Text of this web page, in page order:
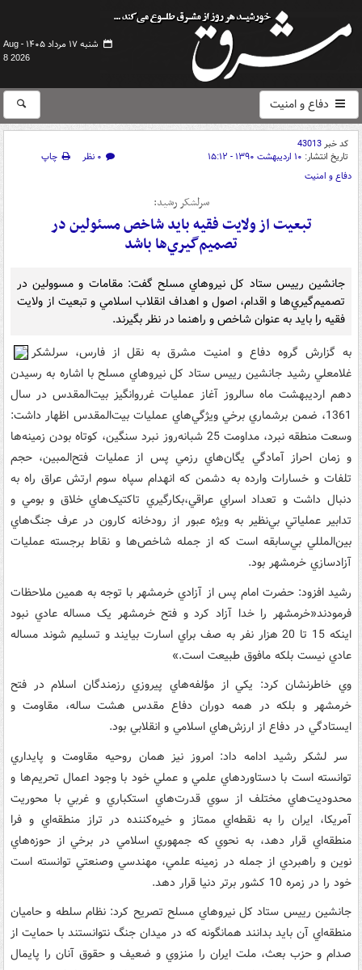
شنبه ۱۷ مرداد ۱۴۰۵ -
Aug
8 2026
دفاع و امنیت
کد خبر43013
تاریخ انتشار: ۱۰ اردیبهشت ۱۳۹۰ - ۱۵:۱۲ ۰ نظر
چاپ
دفاع و امنیت
سرلشکر رشيد:
تبعيت از ولايت فقيه بايد شاخص مسئولين در
تصميم‌گيري‌ها باشد
جانشين رييس ستاد کل نيروهاي مسلح گفت: مقامات و مسوولين در
تصميم‌گيري‌ها و اقدام، اصول و اهداف انقلاب اسلامي و تبعيت از ولايت
فقيه را بايد به عنوان شاخص و راهنما در نظر بگيرند.
به گزارش گروه دفاع و امنيت مشرق به نقل از فارس، سرلشکر
غلامعلي رشيد جانشين رييس ستاد کل نيروهاي مسلح با اشاره به رسيدن
دهم ارديبهشت ماه سالروز آغاز عمليات غرروانگيز بيت‌المقدس در سال
1361، ضمن برشماري برخي ويژگي‌هاي عمليات بيت‌المقدس اظهار داشت:
وسعت منطقه نبرد، مداومت 25 شبانه‌روز نبرد سنگين، کوتاه بودن زمينه‌ها
و زمان احراز آمادگي يگان‌هاي رزمي پس از عمليات فتح‌المبين، حجم
تلفات و خسارات وارده به دشمن که انهدام سپاه سوم ارتش عراق راه به
دنبال داشت و تعداد اسراي عراقي،بکارگيري تاکتيک‌هاي خلاق و بومي و
تدابير عملياتي بي‌نظير به ويژه عبور از رودخانه کارون در عرف جنگ‌هاي
بين‌المللي بي‌سابقه است که از جمله شاخص‌ها و نقاط برجسته عمليات
آزادسازي خرمشهر بود.
رشيد افزود: حضرت امام پس از آزادي خرمشهر با توجه به همين ملاحظات
فرمودند«خرمشهر را خدا آزاد کرد و فتح خرمشهر يک مساله عادي نبود
اينکه 15 تا 20 هزار نفر به صف براي اسارت بيايند و تسليم شوند مساله
عادي نيست بلکه مافوق طبيعت است.»
وي خاطرنشان کرد: يکي از مؤلفه‌هاي پيروزي رزمندگان اسلام در فتح
خرمشهر و بلکه در همه دوران دفاع مقدس هشت ساله، مقاومت و
ايستادگي در دفاع از ارزش‌هاي اسلامي و انقلابي بود.
سر لشکر رشيد ادامه داد: امروز نيز همان روحيه مقاومت و پايداري
توانسته است با دستاوردهاي علمي و عملي خود با وجود اعمال تحريم‌ها و
محدوديت‌هاي مختلف از سوي قدرت‌هاي استکباري و غربي با محوريت
آمريکا، ايران را به نقطه‌اي ممتاز و خيره‌کننده در تراز منطقه‌اي و فرا
منطقه‌اي قرار دهد، به نحوي که جمهوري اسلامي در برخي از حوزه‌هاي
نوين و راهبردي از جمله در زمينه علمي، مهندسي وصنعتي توانسته است
خود را در زمره 10 کشور برتر دنيا قرار دهد.
جانشين رييس ستاد کل نيروهاي مسلح تصريح کرد: نظام سلطه و حاميان
منطقه‌اي آن بايد بدانند همانگونه که در ميدان جنگ نتوانستند با حمايت از
صدام و حزب بعث، ملت ايران را منزوي و ضعيف و حقوق آنان را پايمال